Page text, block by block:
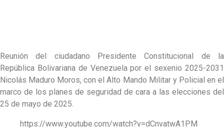
Reunión del ciudadano Presidente Constitucional de la
República Bolivariana de Venezuela por el sexenio 2025-2031
Nicolás Maduro Moros, con el Alto Mando Militar y Policial en el
marco de los planes de seguridad de cara a las elecciones del
25 de mayo de 2025.
https://www.youtube.com/watch?v=dCnvatwA1PM